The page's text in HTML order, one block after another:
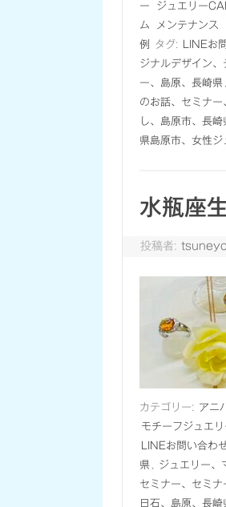
ー
ジュエリー
ム
メンテナンス
例
タグ: LINEお
ジナルデザイン
ー、島原、長崎県
のお話、セミナ
し、島原市、長崎
県島原市、女性
水瓶座
投稿者:tsuneyo
カテゴリー: アニ
モチーフジュエリ
LINEお問い合わ
県
ジュエリー、
セミナー、セミ
日石、島原、長崎